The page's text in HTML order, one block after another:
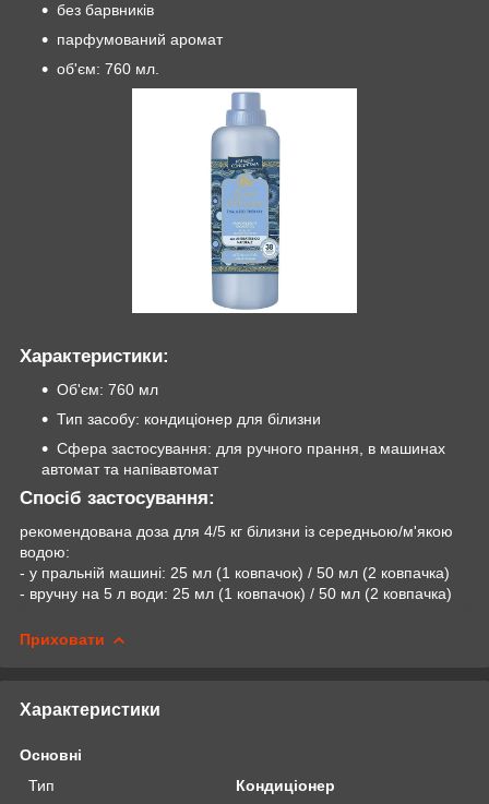
без барвників
парфумований аромат
об'єм: 760 мл.
Характеристики:
Об'єм: 760 мл
Тип засобу: кондиціонер для білизни
Сфера застосування: для ручного прання, в машинах
автомат та напівавтомат
Спосіб застосування:
рекомендована доза для 4/5 кг білизни із середньою/м'якою
водою:
- у пральній машині: 25 мл (1 ковпачок) / 50 мл (2 ковпачка)
- вручну на 5 л води: 25 мл (1 ковпачок) / 50 мл (2 ковпачка)
Приховати
Характеристики
Основні
Тип
Кондиціонер